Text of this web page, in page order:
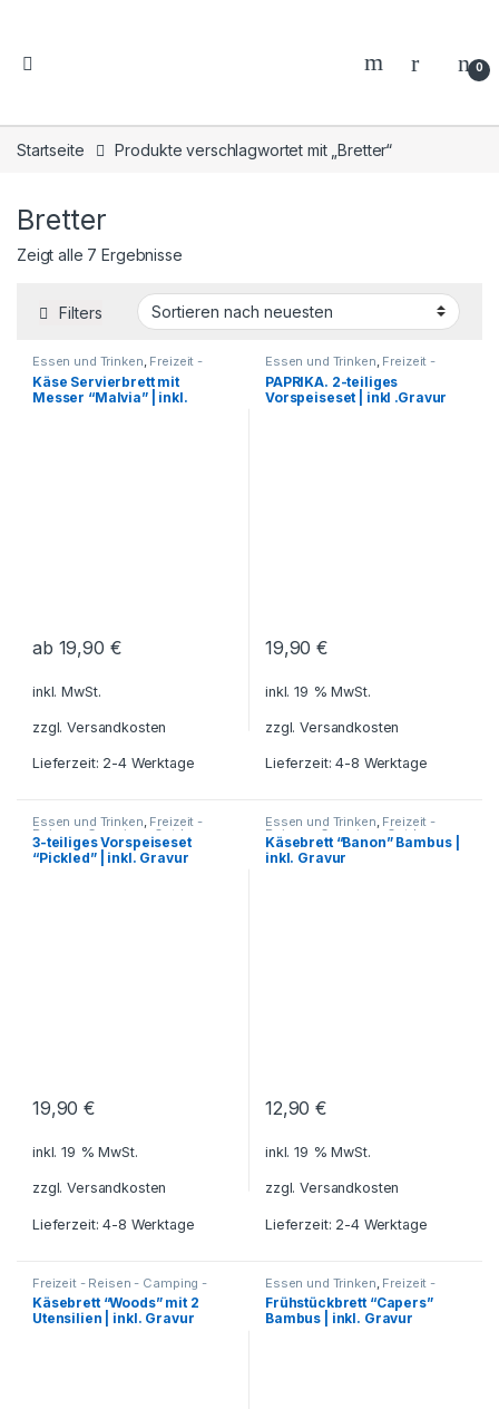
0
Startseite Produkte verschlagwortet mit „Bretter“
Bretter
Zeigt alle 7 Ergebnisse
Filters
Essen und Trinken, Freizeit -
Reisen - Camping - Outdoor
Geschenkideen,Grillzubehör
Haushalt und Deko, Küche -
Messer
Käse Servierbrett mit
Messer “Malvia” | inkl.
ab 19,90 €
inkl. MwSt.
zzgl.Versandkosten
Lieferzeit: 2-4 Werktage
Essen und Trinken, Freizeit -
Reisen - Camping - Outdoor
Geschenkideen,Grillzubehör
Haushalt und Deko,Küche -
Haushalt - Deko
PAPRIKA. 2-teiliges
Vorspeiseset | inkl .Gravur
19,90€
inkl. 19 % MwSt.
zzgl.Versandkosten
Lieferzeit: 4-8 Werktage
Essen und Trinken, Freizeit -
Reisen - Camping - Outdoor
Geschenkideen,Grillzubehör
Haushalt und Deko,Küche -
Haushalt - Deko
3-teiliges Vorspeiseset
“Pickled” | inkl. Gravur
19,90€
inkl. 19 % MwSt.
zzgl.Versandkosten
Lieferzeit: 4-8 Werktage
Essen und Trinken, Freizeit -
Reisen - Camping - Outdoor
Geschenkideen,Grillzubehör,
Haushalt und Deko
Käsebrett “Banon” Bambus |
inkl. Gravur
12,90€
inkl. 19 % MwSt.
zzgl.Versandkosten
Lieferzeit: 2-4 Werktage
Freizeit - Reisen - Camping -
Outdoor Grillzubehör, Küche -
Haushalt - Deko,
umweltfreundliche Artikel
Käsebrett “Woods” mit 2
Utensilien | inkl. Gravur
Essen und Trinken Freizeit -
Reisen - Camping - Outdoor
die Kleinen,Geschenkideen
Grillzubehör,Haushalt und Deko
Küche - Haushalt - Deko
Frühstückbrett “Capers”
Bambus | inkl. Gravur